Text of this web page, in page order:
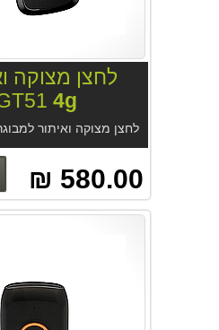
לחצן מצוקה
4g
580.00 ₪